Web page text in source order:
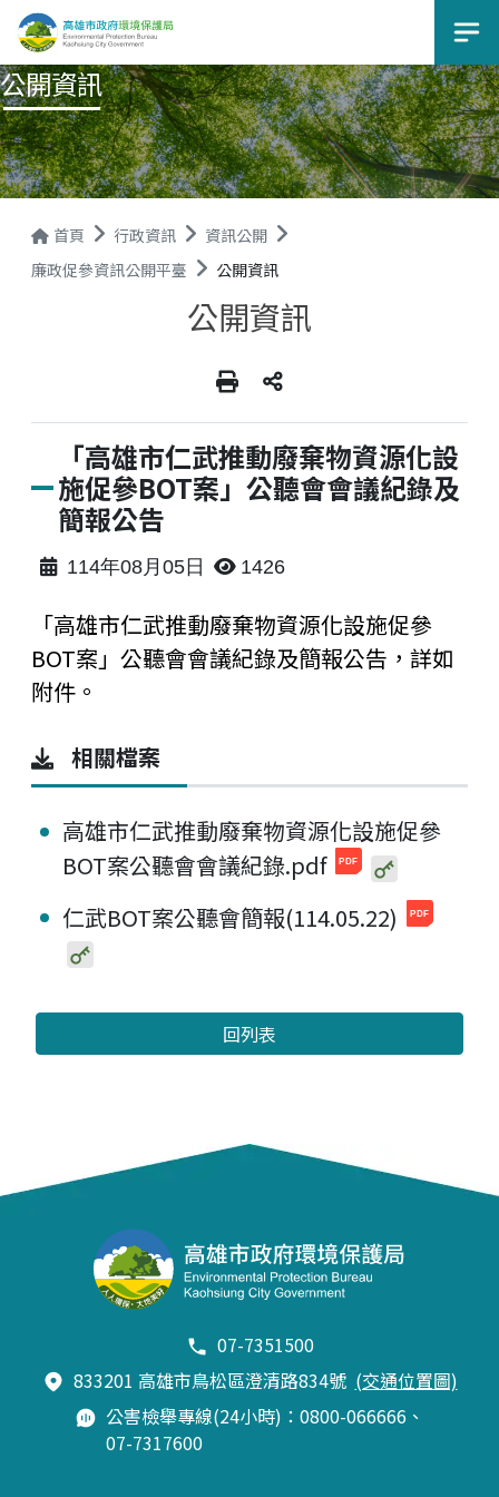
選
公開資訊
首頁 行政資訊
資訊公開
廉政促參資訊公開平臺
公開資訊
公開資訊
「高雄市仁武推動廢棄物資源化設
施促參BOT案」公聽會會議紀錄及
簡報公告
114年08月05日 1426
「高雄市仁武推動廢棄物資源化設施促參
BOT案」公聽會會議紀錄及簡報公告，詳如
附件。
相關檔案
高雄市仁武推動廢棄物資源化設施促參
BOT案公聽會會議紀錄.pdf
仁武BOT案公聽會簡報(114.05.22)
回列表
07-7351500
833201 高雄市鳥松區澄清路834號 (交通位置圖)
公害檢舉專線(24小時)：0800-066666、
07-7317600